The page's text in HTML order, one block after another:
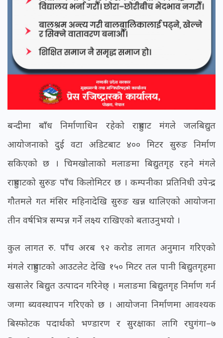
बन्दीमा बाँध निर्माणाधिन रहेको राहुघाट मंगले जलबिद्युत
आयोजनाको दुई वटा अडिटबाट ४०० मिटर सुरुङ निर्माण
सकिएको छ । चिमखोलाको मलाङमा बिद्युतगृह रहने मंगले
राहुघाटको सुरुङ पाँच किलोमिटर छ । कम्पनीका प्रतिनिधी उपेन्द्र
गौतमले गत मंसिर महिनादेखि सुरुङ खन्न थालिएको आयोजना
तीन वर्षभित्र सम्पन्न गर्ने लक्ष्य राखिएको बताउनुभयो ।
कुल लागत रु. पाँच अरब ९२ करोड लागत अनुमान गरिएको
मंगले राहुघाटको आउटलेट देखि १५० मिटर तल पानी बिद्युतगृहमा
खसालेर बिद्युत उत्पादन गरिनेछ् । मलाङमा बिद्युतगृह निर्माण गर्न
जग्गा ब्यवस्थापन गरिएको छ । आयोजना निर्माणमा आवश्यक
बिस्फोटक पदार्थको भण्डारण र सुरक्षाका लागि रघुगंगा–७